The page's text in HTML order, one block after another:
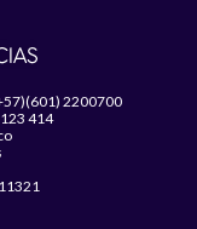
2200700
414